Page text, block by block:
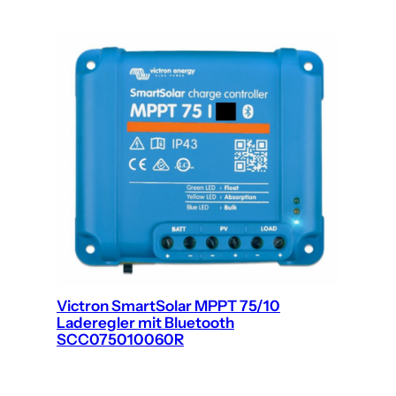
Victron SmartSolar MPPT 75/10
Laderegler mit Bluetooth
SCC075010060R